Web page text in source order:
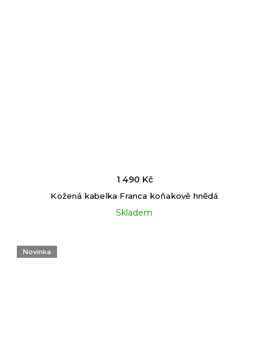
Kožená kabelka Franca koňakově hnědá
Skladem
1 490 Kč
Novinka